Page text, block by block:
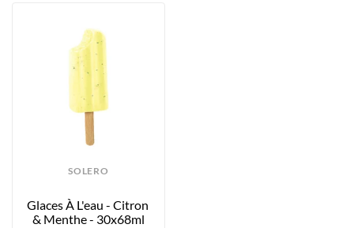
SOLERO
Glaces À L'eau - Citron
& Menthe - 30x68ml